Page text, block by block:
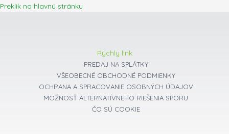
Preklik na hlavnú stránku
Rýchly link
PREDAJ NA SPLÁTKY
VŠEOBECNÉ OBCHODNÉ PODMIENKY
OCHRANA A SPRACOVANIE OSOBNÝCH ÚDAJOV
MOŽNOSŤ ALTERNATÍVNEHO RIEŠENIA SPORU
ČO SÚ COOKIE